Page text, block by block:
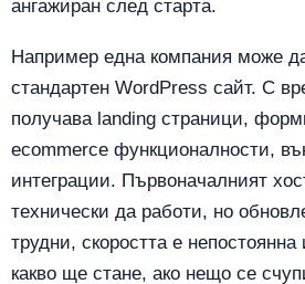
ангажиран след старта.
Например една компания може
стандартен WordPress сайт. С
получава landing страници,
ecommerce функционалности,
интеграции. Първоначалният
технически да работи, но
трудни, скоростта е
какво ще стане, ако нещо се